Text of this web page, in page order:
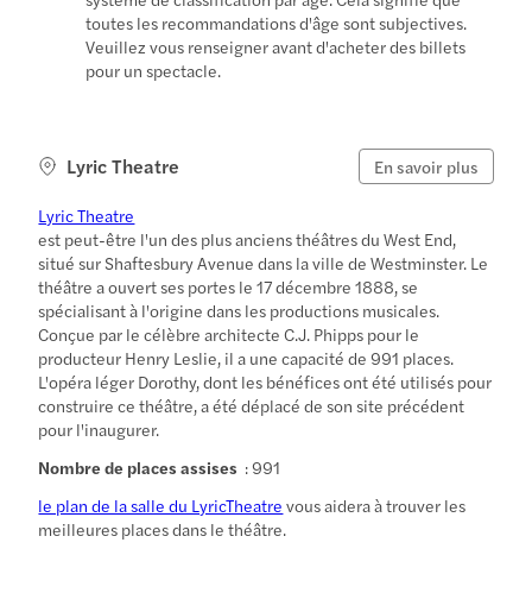
toutes les recommandations d'âge sont subjectives.
Veuillez vous renseigner avant d'acheter des billets
pour un spectacle.
Lyric Theatre En savoir plus
Lyric Theatre
est peut-être l'un des plus anciens théâtres du West End,
situé sur Shaftesbury Avenue dans la ville de Westminster. Le
théâtre a ouvert ses portes le 17 décembre 1888, se
spécialisant à l'origine dans les productions musicales.
Conçue par le célèbre architecte C.J. Phipps pour le
producteur Henry Leslie, il a une capacité de 991 places.
L'opéra léger Dorothy, dont les bénéfices ont été utilisés pour
construire ce théâtre, a été déplacé de son site précédent
pour l'inaugurer.
Nombre de places assises : 991
le plan de la salle du LyricTheatre vous aidera à trouver les
meilleures places dans le théâtre.